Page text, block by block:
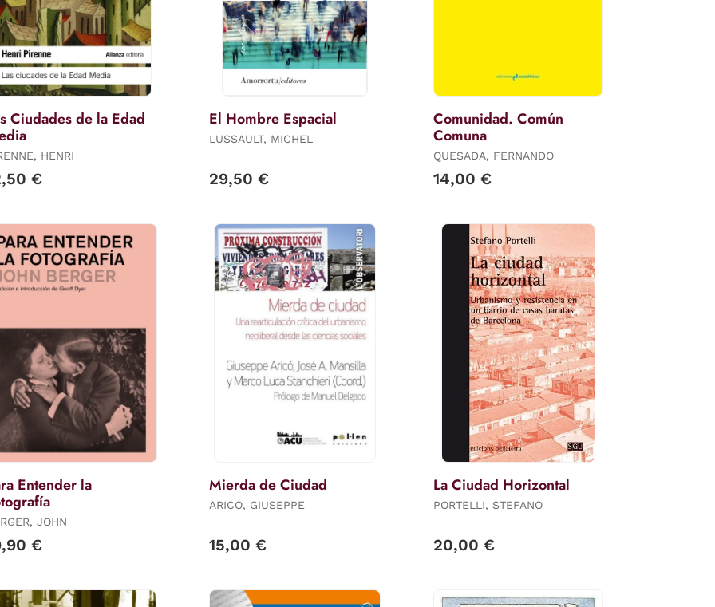
Ciudades de la Edad
HENRI
€
El Hombre Espacial
LUSSAULT, MICHEL
29,50 €
Comunidad. Común
Comuna
QUESADA, FERNANDO
14,00 €
Entender la
JOHN
€
Mierda de Ciudad
ARICÓ, GIUSEPPE
15,00 €
La Ciudad Horizontal
PORTELLI, STEFANO
20,00 €